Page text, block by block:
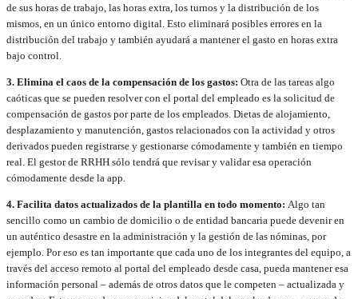
de sus horas de trabajo, las horas extra, los turnos y la distribución de los
mismos, en un único entorno digital. Esto eliminará posibles errores en la
distribución del trabajo y también ayudará a mantener el gasto en horas extra
bajo control.
3. Elimina el caos de la compensación de los gastos: Otra de las tareas algo
caóticas que se pueden resolver con el portal del empleado es la solicitud de
compensación de gastos por parte de los empleados. Dietas de alojamiento,
desplazamiento y manutención, gastos relacionados con la actividad y otros
derivados pueden registrarse y gestionarse cómodamente y también en tiempo
real. El gestor de RRHH sólo tendrá que revisar y validar esa operación
cómodamente desde la app.
4. Facilita datos actualizados de la plantilla en todo momento: Algo tan
sencillo como un cambio de domicilio o de entidad bancaria puede devenir en
un auténtico desastre en la administración y la gestión de las nóminas, por
ejemplo. Por eso es tan importante que cada uno de los integrantes del equipo, a
través del acceso remoto al portal del empleado desde casa, pueda mantener esa
información personal – además de otros datos que le competen – actualizada y